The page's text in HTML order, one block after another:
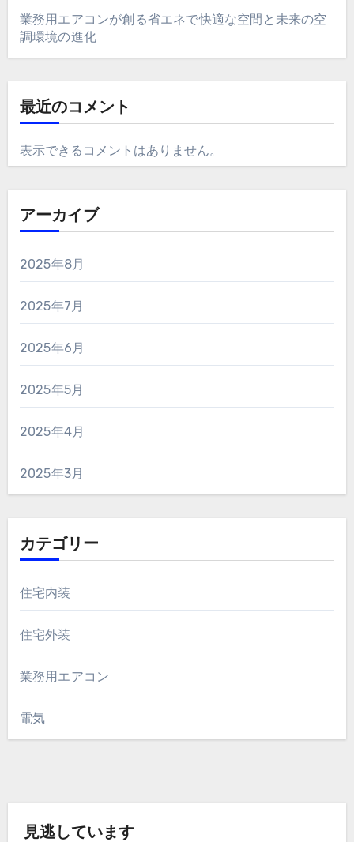
業務用エアコンが創る省エネで快適な空間と未来の空
調環境の進化
最近のコメント
表示できるコメントはありません。
アーカイブ
2025年8月
2025年7月
2025年6月
2025年5月
2025年4月
2025年3月
カテゴリー
住宅内装
住宅外装
業務用エアコン
電気
見逃しています